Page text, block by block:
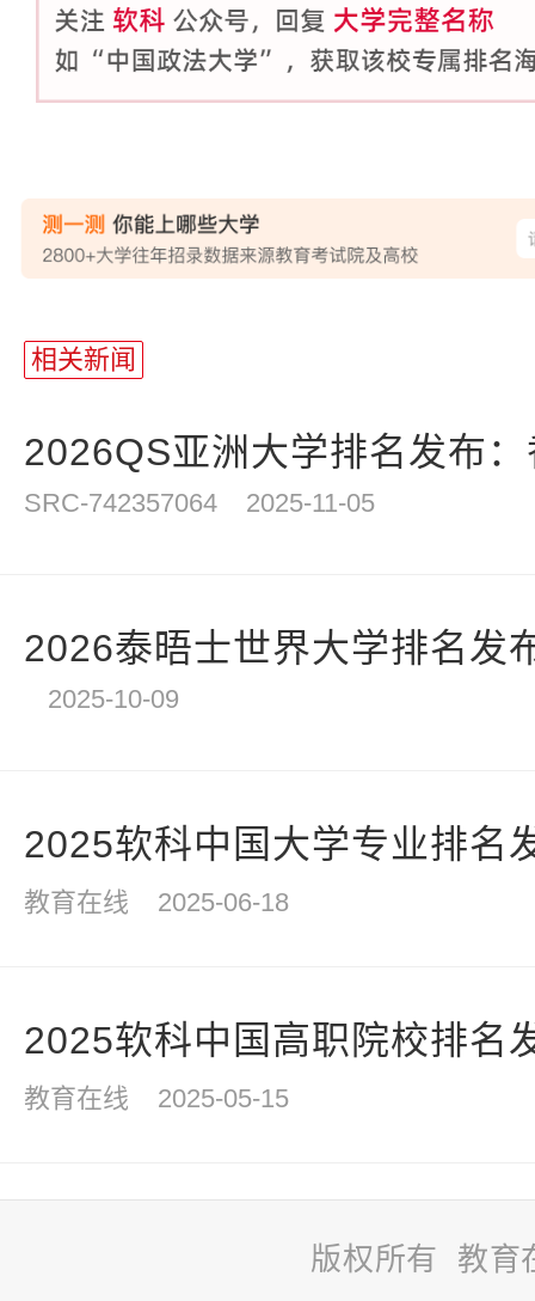
相关新闻
2026QS亚洲大学排名发布
SRC-742357064 2025-11-05
2026泰晤士世界大学排名发
2025-10-09
2025软科中国大学专业排名
教育在线 2025-06-18
2025软科中国高职院校排名
教育在线 2025-05-15
版权所有 教育